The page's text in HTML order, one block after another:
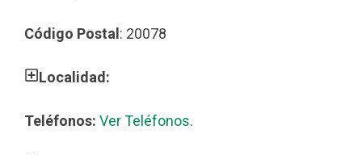
Código Postal : 20078
Localidad:
Teléfonos: Ver Teléfonos.